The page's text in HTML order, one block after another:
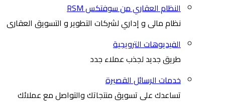
النظام العقاري من سوفتكس RSM
نظام مالى و إداري لشركات التطوير و التسويق العقارى
الفيديوهات الترويجية
طريق جديد لجذب عملاء جدد
خدمات الرسائل القصيرة
تساعدك على تسويق منتجاتك والتواصل مع عملائك